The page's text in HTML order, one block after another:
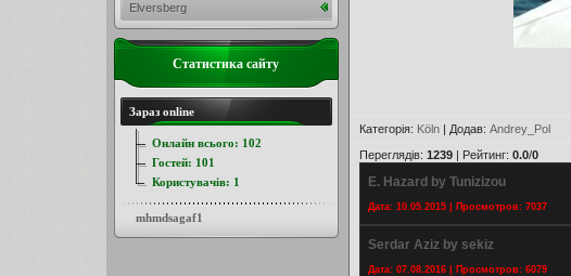
Категорія: Köln| Додав: Andrey_Pol
Переглядів: 1239| Рейтинг: 0.0/0
E. Hazard by Tunizizou
Дата: 10.05.2015 | Просмотров: 7037
Serdar Aziz by sekiz
Дата: 07.08.2016 | Просмотров: 6079
Elversberg
Статистика сайту
Зараз online
Онлайн всього: 102
Гостей: 101
Користувачів: 1
mhmdsagaf1